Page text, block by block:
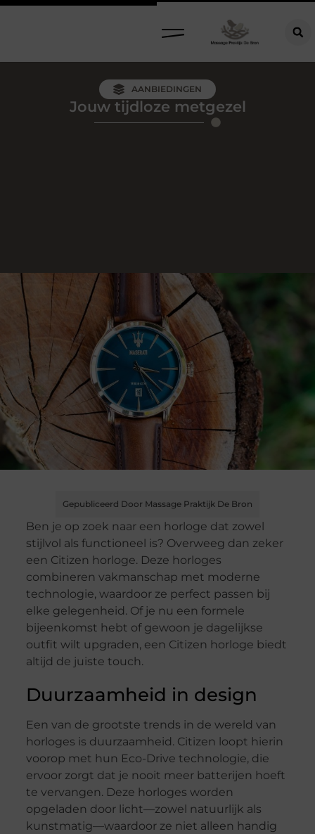
AANBIEDINGEN
Jouw tijdloze metgezel
Gepubliceerd Door Massage Praktijk De Bron
Ben je op zoek naar een horloge dat zowel
stijlvol als functioneel is? Overweeg dan zeker
een Citizen horloge. Deze horloges
combineren vakmanschap met moderne
technologie, waardoor ze perfect passen bij
elke gelegenheid. Of je nu een formele
bijeenkomst hebt of gewoon je dagelijkse
outfit wilt upgraden, een Citizen horloge biedt
altijd de juiste touch.
Duurzaamheid in design
Een van de grootste trends in de wereld van
horloges is duurzaamheid. Citizen loopt hierin
voorop met hun Eco-Drive technologie, die
ervoor zorgt dat je nooit meer batterijen hoeft
te vervangen. Deze horloges worden
opgeladen door licht—zowel natuurlijk als
kunstmatig—waardoor ze niet alleen handig